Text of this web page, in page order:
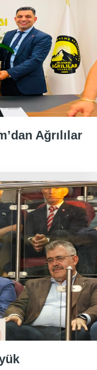
Ağrılılar